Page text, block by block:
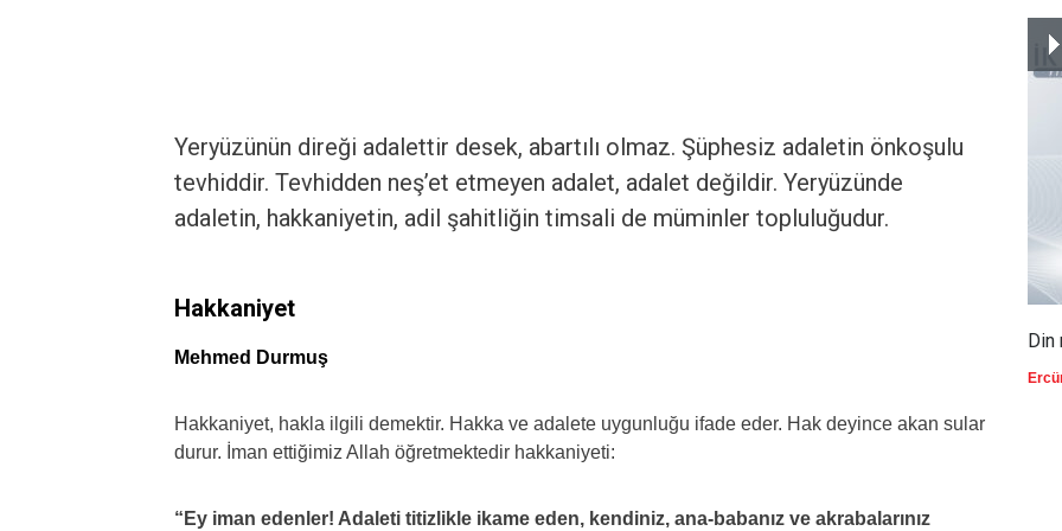
Yeryüzünün direği adalettir desek, abartılı olmaz. Şüphesiz adaletin önkoşulu
tevhiddir. Tevhidden neş’et etmeyen adalet, adalet değildir. Yeryüzünde
adaletin, hakkaniyetin, adil şahitliğin timsali de müminler topluluğudur.
Hakkaniyet
Mehmed Durmuş
Hakkaniyet, hakla ilgili demektir. Hakka ve adalete uygunluğu ifade eder. Hak deyince akan sular
durur. İman ettiğimiz Allah öğretmektedir hakkaniyeti:
“Ey iman edenler! Adaleti titizlikle ikame eden, kendiniz, ana-babanız ve akrabalarınız
Din